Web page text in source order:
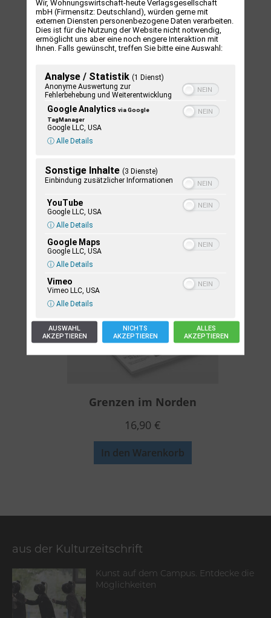
Sommer / Herbst 2022
12,90€
Tourismus & Nachhaltigkeit
Grenzen im Norden
16,90 €
In den Warenkorb
aus der Kulturzeitschrift
Kunst auf dem Campus. Entdecke die
Möglichkeiten
Wir, Wohnungswirtschaft-heute Verlagsgesellschaft
mbH (Firmensitz: Deutschland), würden gerne mit
externen Diensten personenbezogene Daten verarbeiten.
Dies ist für die Nutzung der Website nicht notwendig,
ermöglicht uns aber eine noch engere Interaktion mit
Ihnen. Falls gewünscht, treffen Sie bitte eine Auswahl:
Analyse / Statistik (1 Dienst)
Anonyme Auswertung zur
Fehlerbehebung und Weiterentwicklung
Google Analytics via Google
TagManager
Google LLC, USA
ⓘ Alle Details
Sonstige Inhalte (3 Dienste)
Einbindung zusätzlicher Informationen
YouTube
Google LLC, USA
ⓘ Alle Details
Google Maps
Google LLC, USA
ⓘ Alle Details
Vimeo
Vimeo LLC, USA
ⓘ Alle Details
AUSWAHL
AKZEPTIEREN
NICHTS
AKZEPTIEREN
ALLES
AKZEPTIEREN